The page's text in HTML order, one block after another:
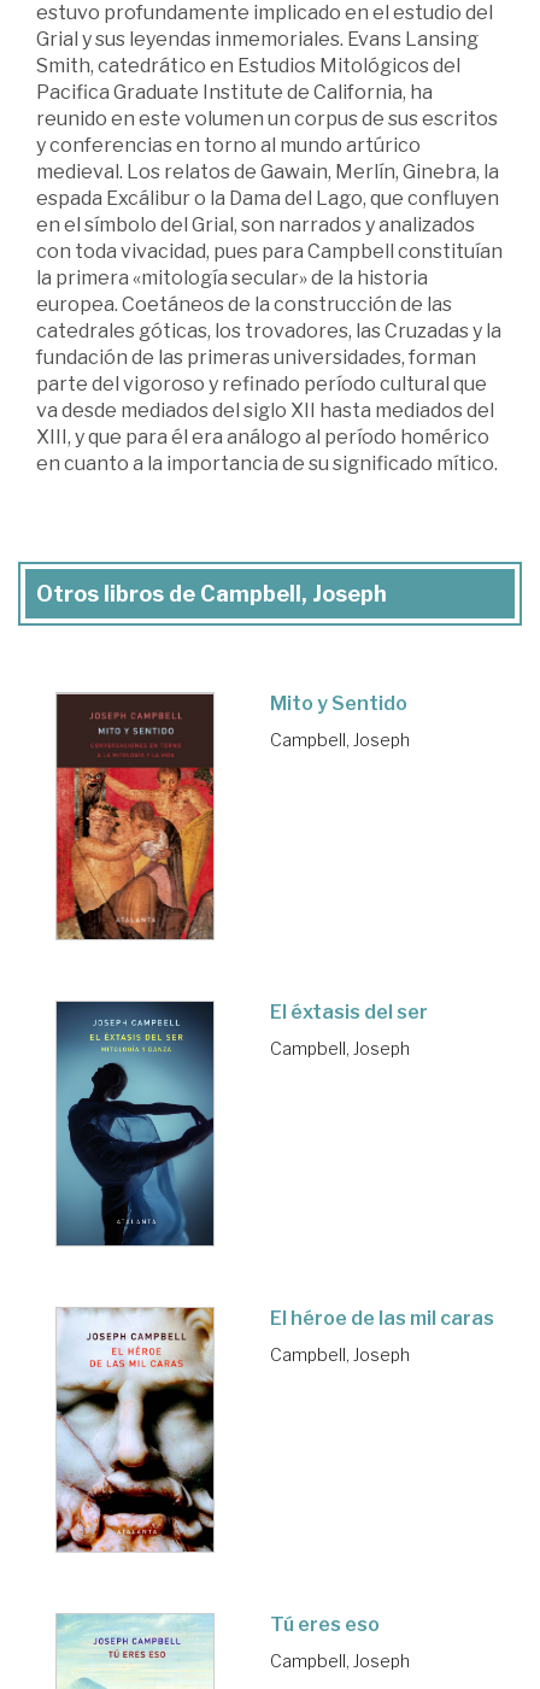
estuvo profundamente implicado en el estudio del
Grial y sus leyendas inmemoriales. Evans Lansing
Smith, catedrático en Estudios Mitológicos del
Pacifica Graduate Institute de California, ha
reunido en este volumen un corpus de sus escritos
y conferencias en torno al mundo artúrico
medieval. Los relatos de Gawain, Merlín, Ginebra, la
espada Excálibur o la Dama del Lago, que confluyen
en el símbolo del Grial, son narrados y analizados
con toda vivacidad, pues para Campbell constituían
la primera «mitología secular» de la historia
europea. Coetáneos de la construcción de las
catedrales góticas, los trovadores, las Cruzadas y la
fundación de las primeras universidades, forman
parte del vigoroso y refinado período cultural que
va desde mediados del siglo XII hasta mediados del
XIII, y que para él era análogo al período homérico
en cuanto a la importancia de su significado mítico.
Otros libros de Campbell, Joseph
Mito y Sentido
Campbell, Joseph
El éxtasis del ser
Campbell, Joseph
El héroe de las mil caras
Campbell, Joseph
Tú eres eso
Campbell, Joseph